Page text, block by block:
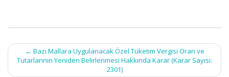
Post
navigation
← Bazı Mallara Uygulanacak Özel Tüketim Vergisi Oran ve
Tutarlarının Yeniden Belirlenmesi Hakkında Karar (Karar Sayısı:
2301)